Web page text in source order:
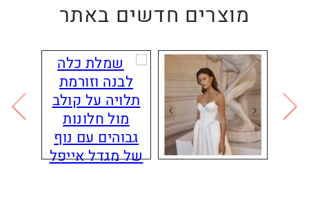
מוצרים חדשים באתר